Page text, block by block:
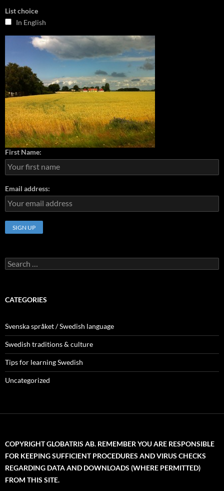
List choice
In English
First Name:
Email address:
Search
for:
CATEGORIES
Svenska språket / Swedish language
Swedish traditions & culture
Tips for learning Swedish
Uncategorized
COPYRIGHT GLOBATRIS AB. REMEMBER YOU ARE RESPONSIBLE
FOR KEEPING SUFFICIENT PROCEDURES AND VIRUS CHECKS
REGARDING DATA AND DOWNLOADS (WHERE PERMITTED)
FROM THIS SITE.